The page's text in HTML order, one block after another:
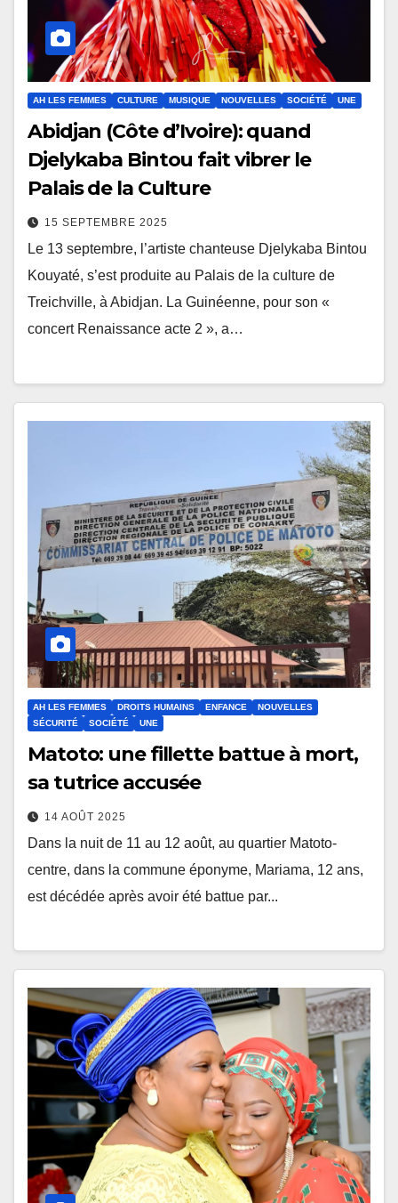
AH LES FEMMES CULTURE MUSIQUE NOUVELLES SOCIÉTÉ UNE
Abidjan (Côte d’Ivoire): quand
Djelykaba Bintou fait vibrer le
Palais de la Culture
15 SEPTEMBRE 2025
Le 13 septembre, l’artiste chanteuse Djelykaba Bintou
Kouyaté, s’est produite au Palais de la culture de
Treichville, à Abidjan. La Guinéenne, pour son «
concert Renaissance acte 2 », a…
AH LES FEMMES DROITS HUMAINS ENFANCE
NOUVELLES
SÉCURITÉ
SOCIÉTÉ UNE
Matoto: une fillette battue à mort,
sa tutrice accusée
14 AOÛT 2025
Dans la nuit de 11 au 12 août, au quartier Matoto-
centre, dans la commune éponyme, Mariama, 12 ans,
est décédée après avoir été battue par...